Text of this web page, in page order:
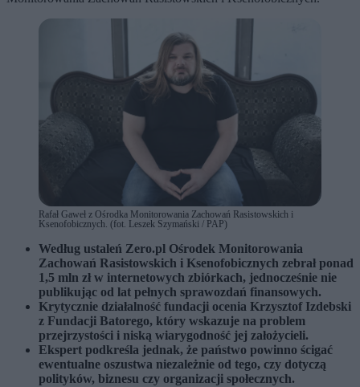
Rafał Gaweł z Ośrodka Monitorowania Zachowań Rasistowskich i
Ksenofobicznych. (fot. Leszek Szymański / PAP)
Według ustaleń Zero.pl Ośrodek Monitorowania
Zachowań Rasistowskich i Ksenofobicznych zebrał ponad
1,5 mln zł w internetowych zbiórkach, jednocześnie nie
publikując od lat pełnych sprawozdań finansowych.
Krytycznie działalność fundacji ocenia Krzysztof Izdebski
z Fundacji Batorego, który wskazuje na problem
przejrzystości i niską wiarygodność jej założycieli.
Ekspert podkreśla jednak, że państwo powinno ścigać
ewentualne oszustwa niezależnie od tego, czy dotyczą
polityków, biznesu czy organizacji społecznych.